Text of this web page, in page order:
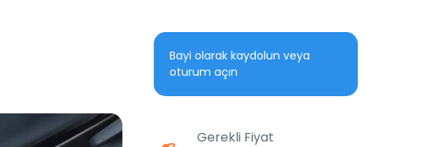
Bayi olarak kaydolun veya
oturum açın
Gerekli Fiyat